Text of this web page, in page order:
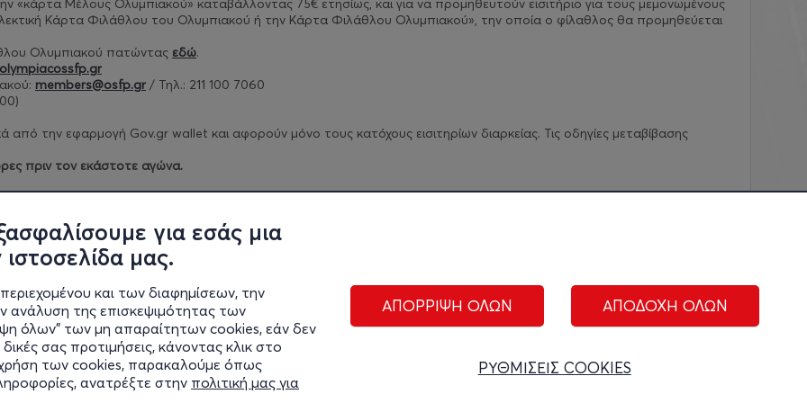
για εσάς μια
μας.
και των διαφημίσεων, την
ανάλυση της επισκεψιμότητας των
όλων" των μη απαραίτητων cookies, εάν δεν
σας προτιμήσεις, κάνοντας κλικ στο
χρήση των cookies, παρακαλούμε όπως
ανατρέξτε στην πολιτική μας για
ΑΠΟΡΡΙΨΗ ΟΛΩΝ ΑΠΟΔΟΧΗ ΟΛΩΝ
ΡΥΘΜΙΣΕΙΣ COOKIES
«κάρτα Μέλους Ολυμπιακού» καταβάλλοντας 75€ ετησίως, και για να προμηθευτούν εισιτήριο για τους μεμονωμένους
Κάρτα Φιλάθλου του Ολυμπιακού ή την Κάρτα Φιλάθλου Ολυμπιακού», την οποία ο φίλαθλος θα προμηθεύεται
Ολυμπιακού πατώντας εδώ.
members@osfp.gr / Τηλ.: 211 100 7060
από την εφαρμογή Gov.gr wallet και αφορούν μόνο τους κατόχους εισιτηρίων διαρκείας. Τις οδηγίες μεταβίβασης
πριν τον εκάστοτε αγώνα.
πατήστεεδώ.
ΑΚΟΛΟΥΘΗΣΤΕ ΜΑΣ: